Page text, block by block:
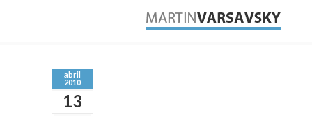
abril
2010
13